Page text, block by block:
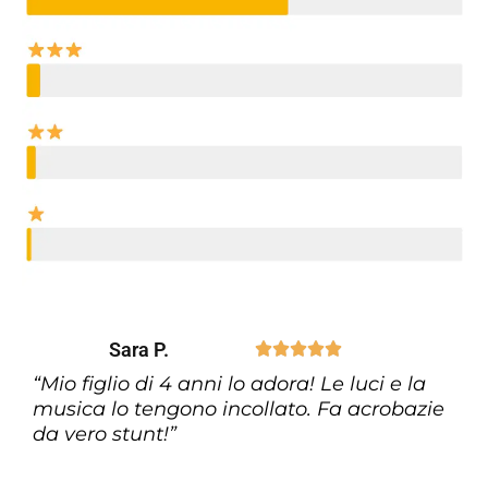
Sara P. 
“Mio figlio di 4 anni lo adora! Le luci e la
musica lo tengono incollato. Fa acrobazie
da vero stunt!”